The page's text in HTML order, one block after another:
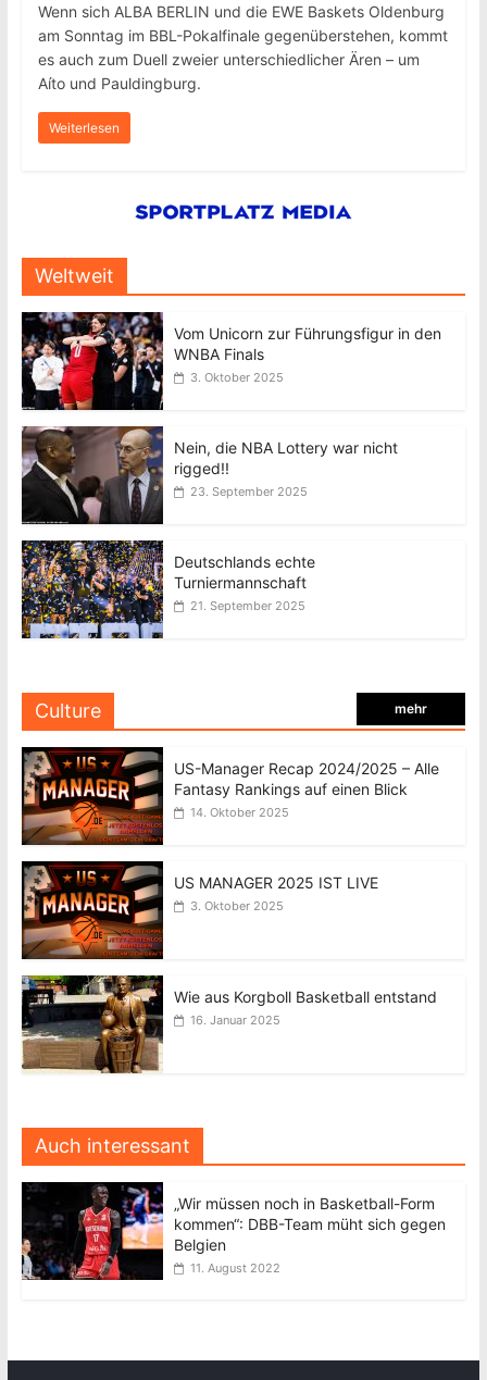
Wenn sich ALBA BERLIN und die EWE Baskets Oldenburg
am Sonntag im BBL-Pokalfinale gegenüberstehen, kommt
es auch zum Duell zweier unterschiedlicher Ären – um
Aíto und Pauldingburg.
Weiterlesen
Weltweit
Vom Unicorn zur Führungsfigur in den
WNBA Finals
3. Oktober 2025
Nein, die NBA Lottery war nicht
rigged!!
23. September 2025
Deutschlands echte
Turniermannschaft
21. September 2025
Culture mehr
US-Manager Recap 2024/2025 – Alle
Fantasy Rankings auf einen Blick
14. Oktober 2025
US MANAGER 2025 IST LIVE
3. Oktober 2025
Wie aus Korgboll Basketball entstand
16. Januar 2025
Auch interessant
„Wir müssen noch in Basketball-Form
kommen“: DBB-Team müht sich gegen
Belgien
11. August 2022